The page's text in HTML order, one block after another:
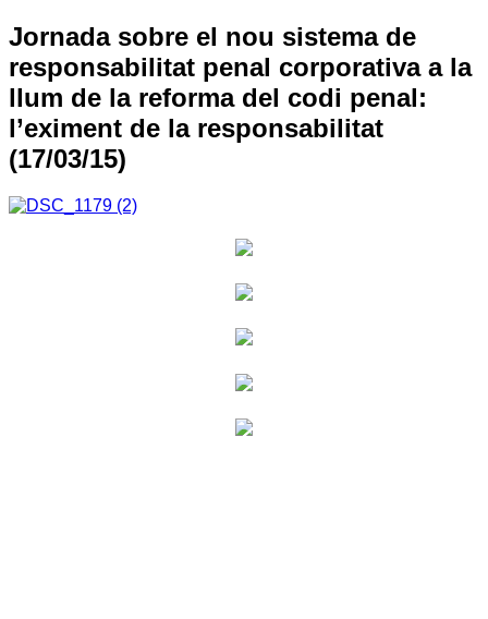
Jornada sobre el nou sistema de
responsabilitat penal corporativa a la
llum de la reforma del codi penal:
l’eximent de la responsabilitat
(17/03/15)